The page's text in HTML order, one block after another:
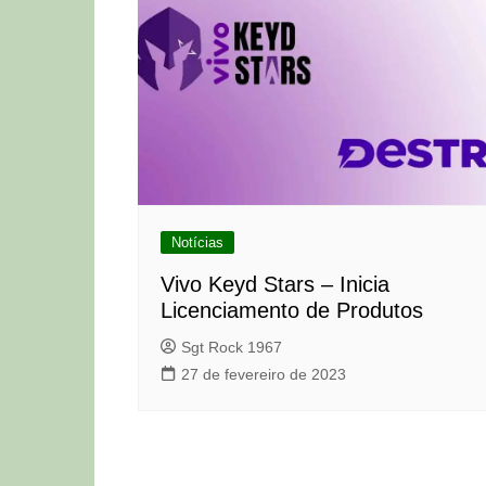
Notícias
Vivo Keyd Stars – Inicia
Licenciamento de Produtos
Sgt Rock 1967
27 de fevereiro de 2023